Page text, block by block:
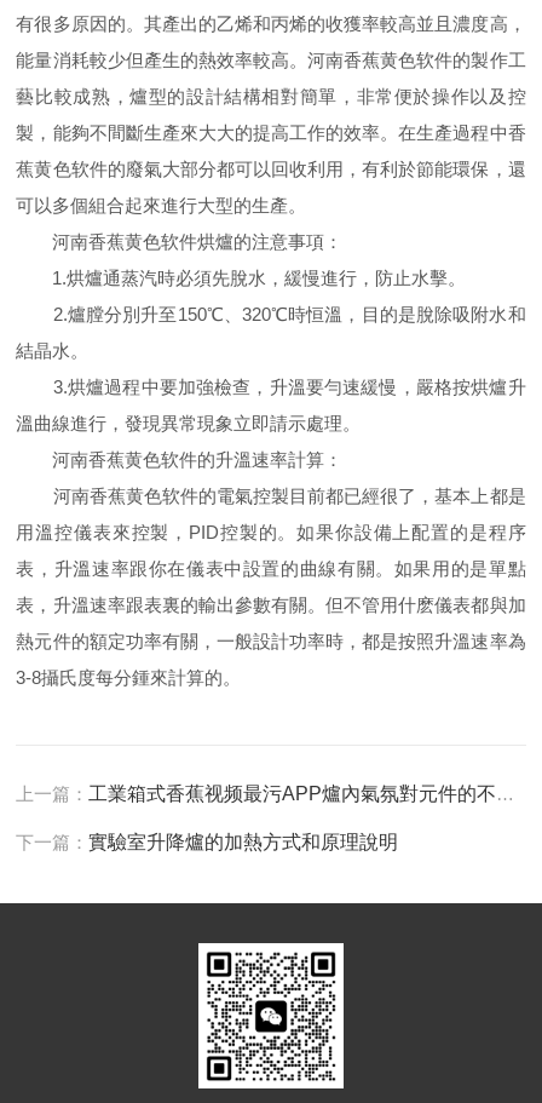
有很多原因的。其產出的乙烯和丙烯的收獲率較高並且濃度高，
能量消耗較少但產生的熱效率較高。河南香蕉黄色软件的製作工
藝比較成熟，爐型的設計結構相對簡單，非常便於操作以及控
製，能夠不間斷生產來大大的提高工作的效率。在生產過程中香
蕉黄色软件的廢氣大部分都可以回收利用，有利於節能環保，還
可以多個組合起來進行大型的生產。
河南香蕉黄色软件烘爐的注意事項：
​1.烘爐通蒸汽時必須先脫水，緩慢進行，防止水擊。
2.爐膛分別升至150℃、320℃時恒溫，目的是脫除吸附水和
結晶水。
3.烘爐過程中要加強檢查，升溫要勻速緩慢，嚴格按烘爐升
溫曲線進行，發現異常現象立即請示處理。
河南香蕉黄色软件的升溫速率計算：
河南香蕉黄色软件的電氣控製目前都已經很了，基本上都是
用溫控儀表來控製，PID控製的。如果你設備上配置的是程序
表，升溫速率跟你在儀表中設置的曲線有關。如果用的是單點
表，升溫速率跟表裏的輸出參數有關。但不管用什麽儀表都與加
熱元件的額定功率有關，一般設計功率時，都是按照升溫速率為
3-8攝氏度每分鍾來計算的。
上一篇： 工業箱式香蕉视频最污APP爐內氣氛對元件的不良影響
下一篇：實驗室升降爐的加熱方式和原理說明